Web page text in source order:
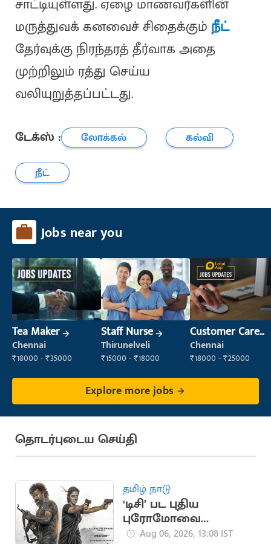
சாட்டியுள்ளது. ஏழை மாணவர்களின்
மருத்துவக் கனவைச் சிதைக்கும்நீட்
தேர்வுக்கு நிரந்தரத் தீர்வாக அதை
முற்றிலும் ரத்து செய்ய
வலியுறுத்தப்பட்டது.
டேக்ஸ் : லோக்கல்
கல்வி
நீட்
Jobs near you
Tea Maker
Chennai
₹18000 - ₹35000
Staff Nurse
Thirunelveli
₹15000 - ₹18000
Customer Care
Executive
Chennai
₹18000 - ₹25000
Explore more jobs
தொடர்புடைய செய்தி
தமிழ் நாடு
‘டிசி’ பட புதிய
புரோமோவை
வெளியிட்ட படக்குழு
Aug 06, 2026, 13:08 IST